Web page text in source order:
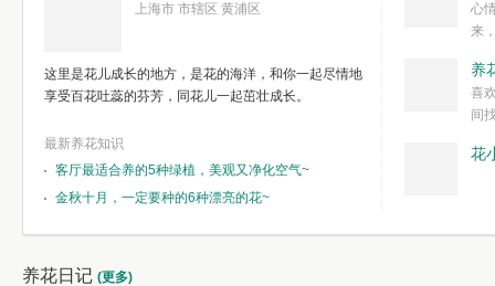
上海市 市辖区 黄浦区
这里是花儿成长的地方，是花的海洋，和你一起尽情地
享受百花吐蕊的芬芳，同花儿一起茁壮成长。
最新养花知识
客厅最适合养的5种绿植，美观又净化空气~
金秋十月，一定要种的6种漂亮的花~
心
来
简单愉快的心
我们自己复杂
养
喜
间
花
养花日记 (更多)